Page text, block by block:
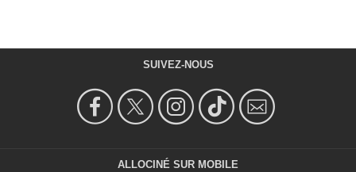
SUIVEZ-NOUS
ALLOCINÉ SUR MOBILE